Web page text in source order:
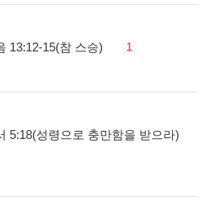
13:12-15(참 스승)
1
5:18(성령으로 충만함을 받으라)